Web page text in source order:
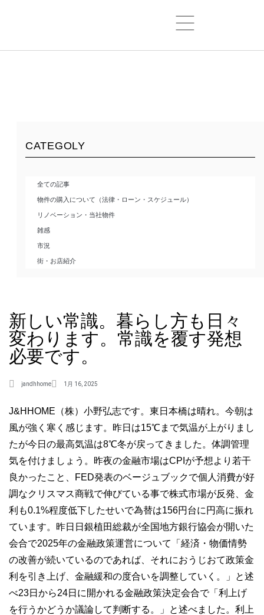
新しい常識。暮らし方も日々
変わります。常識を覆す発想
必要です。
jandhhome 1月 16, 2025
J&HHOME（株）小野弘志です。東日本橋は晴れ。今朝は
風が強く寒く感じます。昨日は15℃まで気温が上がりまし
たが今日の最高気温は8℃冬が戻ってきました。体調管理
気を付けましょう。昨夜の金融市場はCPIが予想より若干
良かったこと、FED発表のベージュブックで個人消費が好
調なクリスマス商戦で伸びている事で株式市場が反発、金
利も0.1%程度低下したせいで為替は156円台に円高に振れ
ています。昨日日銀植田総裁が全国地方銀行協会が開いた
会合で2025年の金融政策運営について「経済・物価情勢
の改善が続いているのであれば、それにおうじおて政策金
利を引き上げ、金融緩和の度合いを調整していく。」と述
べ23日から24日に開かれる金融政策決定会合で「利上げ
を行うかどうか議論して判断する。」と述べました。利上
CATEGOLY
全ての記事
物件の購入について（法律・ローン・スケジュール）
リノベーション・当社物件
雑感
市況
街・お店紹介